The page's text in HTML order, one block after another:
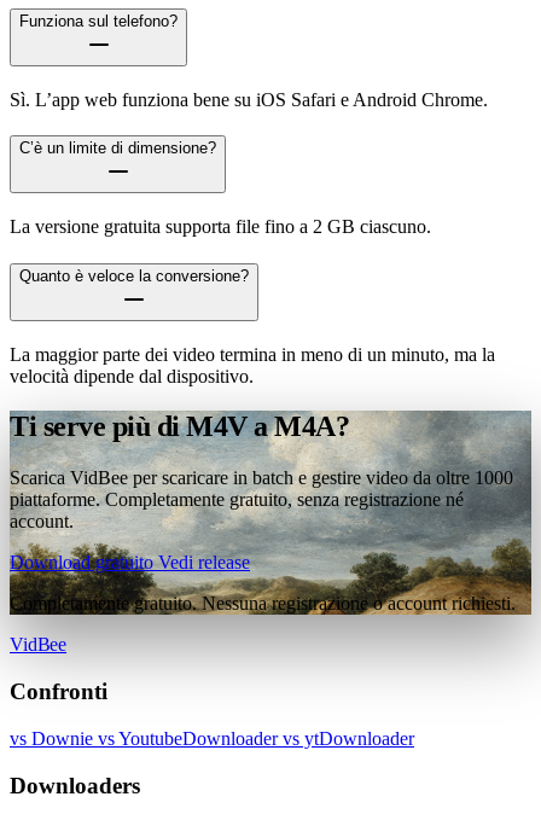
Funziona sul telefono?
Sì. L’app web funziona bene su iOS Safari e Android Chrome.
C’è un limite di dimensione?
La versione gratuita supporta file fino a 2 GB ciascuno.
Quanto è veloce la conversione?
La maggior parte dei video termina in meno di un minuto, ma la
velocità dipende dal dispositivo.
Ti serve più di M4V a M4A?
Scarica VidBee per scaricare in batch e gestire video da oltre 1000
piattaforme. Completamente gratuito, senza registrazione né
account.
Download gratuitoVedi release
Completamente gratuito. Nessuna registrazione o account richiesti.
VidBee
Confronti
vs Downie vs YoutubeDownloadervs ytDownloader
Downloaders